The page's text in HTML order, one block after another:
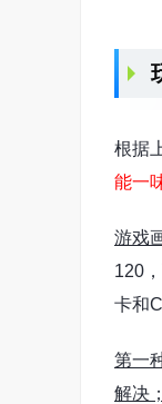
根据
能一
游戏
120
卡和
第一
解决